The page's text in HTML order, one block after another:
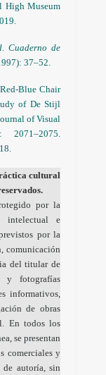
High Museum
.Cuaderno de
37–52.
Blue Chair
of De Stijl
of Visual
cultural
por la
intelectual e
por la
comunicación
del titular de
y fotografías
informativos,
de obras
En todos los
se presentan
comerciales y
de autoría, sin